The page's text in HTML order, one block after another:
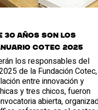
30 años son los
Cotec 2025
los responsables del
de la Fundación Cotec,
entre innovación y
y tres chicos, fueron
abierta,